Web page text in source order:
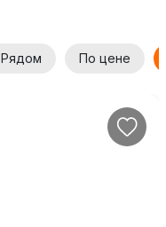
Рядом По цене